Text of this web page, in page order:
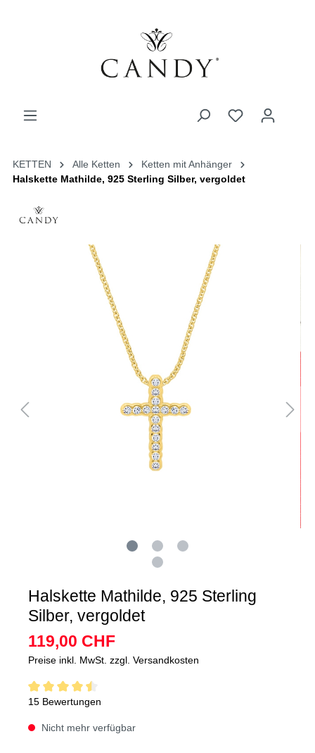
KETTEN Alle Ketten
Ketten mit Anhänger
Halskette Mathilde, 925 Sterling Silber, vergoldet
Halskette Mathilde, 925 Sterling
Silber, vergoldet
119,00 CHF
Preise inkl. MwSt. zzgl. Versandkosten
15 Bewertungen
Nicht mehr verfügbar